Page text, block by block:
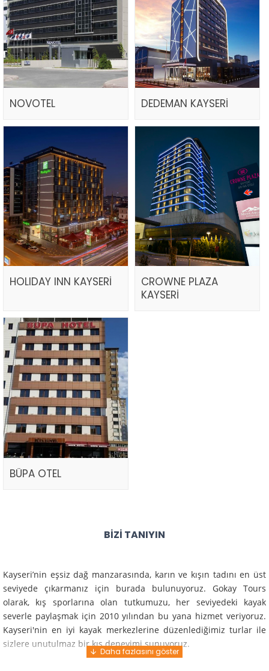
NOVOTEL DEDEMAN KAYSERİ
HOLIDAY INN KAYSERİ
CROWNE PLAZA
KAYSERİ
BÜPA OTEL
BIZI TANIYIN
Kayseri’nin eşsiz dağ manzarasında, karın ve kışın tadını en üst
seviyede çıkarmanız için burada bulunuyoruz. Gokay Tours
olarak, kış sporlarına olan tutkumuzu, her seviyedeki kayak
severle paylaşmak için 2010 yılından bu yana hizmet veriyoruz.
Kayseri'nin en iyi kayak merkezlerine düzenlediğimiz turlar ile
sizlere unutulmaz bir kış deneyimi sunuyoruz.